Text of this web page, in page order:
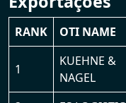
RANK OTI NAME
1
KUEHNE &
NAGEL